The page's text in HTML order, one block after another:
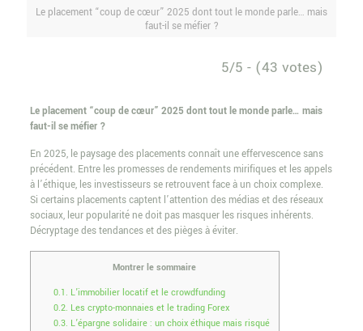
Le placement “coup de cœur” 2025 dont tout le monde parle… mais
faut-il se méfier ?
5/5 - (43 votes)
Le placement “coup de cœur” 2025 dont tout le monde parle… mais
faut-il se méfier ?
En 2025, le paysage des placements connaît une effervescence sans
précédent. Entre les promesses de rendements mirifiques et les appels
à l’éthique, les investisseurs se retrouvent face à un choix complexe.
Si certains placements captent l’attention des médias et des réseaux
sociaux, leur popularité ne doit pas masquer les risques inhérents.
Décryptage des tendances et des pièges à éviter.
Montrer le sommaire
0.1. L’immobilier locatif et le crowdfunding
0.2. Les crypto-monnaies et le trading Forex
0.3. L’épargne solidaire : un choix éthique mais risqué